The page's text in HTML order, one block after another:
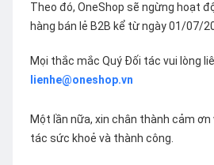
Theo đó, OneShop sẽ ngừng hoạt
hàng bán lẻ B2B kể từ ngày 01/07/
Mọi thắc mắc Quý Đối tác vui lòng
lienhe@oneshop.vn
Một lần nữa, xin chân thành cảm ơn
tác sức khoẻ và thành công.